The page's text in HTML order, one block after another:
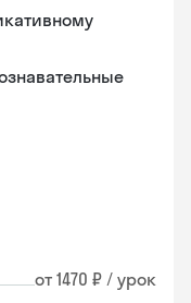
от 1470 ₽ / урок